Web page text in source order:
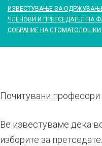
ИЗВЕСТУВАЊЕ ЗА
ЧЛЕНОВИ И ПРЕТСЕДАТЕЛ НА
СОБРАНИЕ НА
Почитувани професори
Ве известуваме дека
изборите за